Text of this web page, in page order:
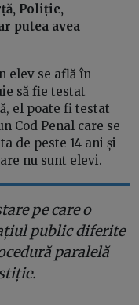
Poliție,
putea avea
elev se află în
să fie testat
el poate fi testat
Cod Penal care se
de peste 14 ani și
nu sunt elevi.
pe care o
public diferite
paralelă